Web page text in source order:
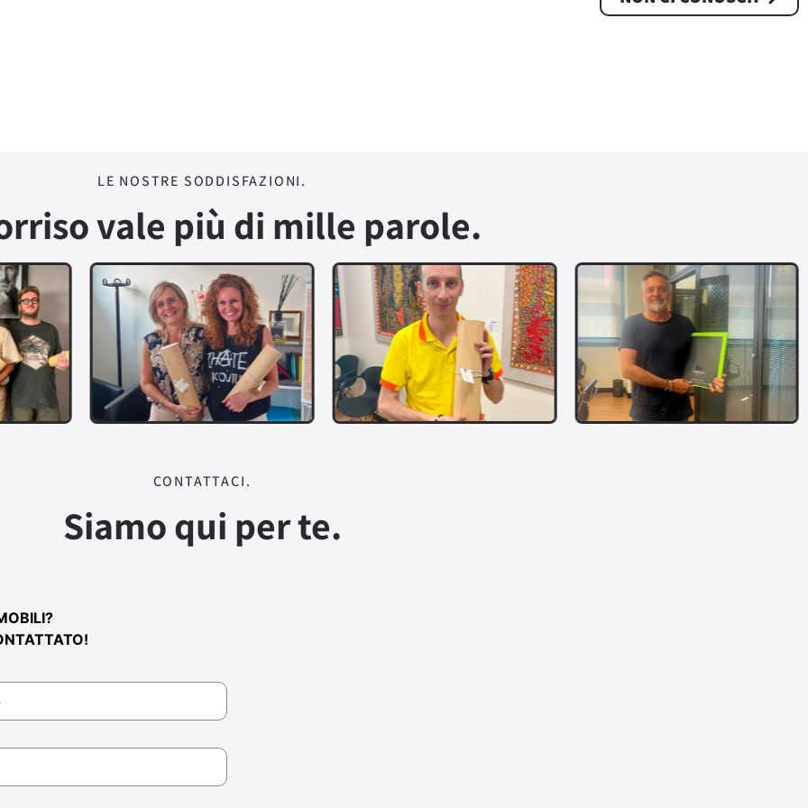
LE NOSTRE SODDISFAZIONI.
vale più di mille parole.
CONTATTACI.
Siamo qui per te.